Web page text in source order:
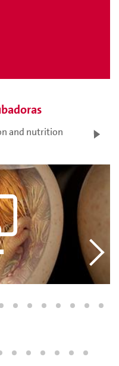
and nutrition